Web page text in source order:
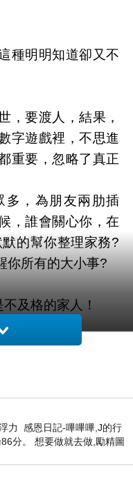
種明明知道卻又不
，要渡人，結果，
字遊戲裡，不思進
重要，忽略了真正
多，為朋友兩肋插
，誰會關心你，在
默的幫你整理家務?
你所有的大小事?
及格的家人！
很多不敢對外人說
麼而又不敢對別人
我對生活的自律你
力 感恩日記-嗶嗶嗶,J的行
分。 想要做就去做,勵精圖
持和努力